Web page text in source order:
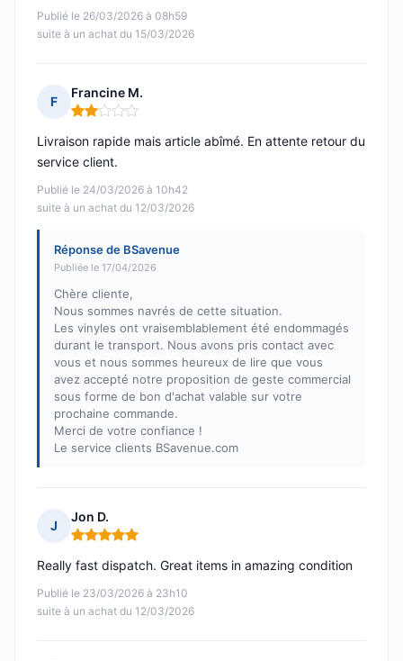
Publié le 26/03/2026 à 08h59
suite à un achat du 15/03/2026
F
Francine M.
Note : 2 sur 5
Publié le 24/03/2026 à 10h42
suite à un achat du 12/03/2026
Livraison rapide mais article abîmé. En attente retour du
service client.
Réponse de BSavenue
Publiée le 17/04/2026
Chère cliente,
Nous sommes navrés de cette situation.
Les vinyles ont vraisemblablement été endommagés
durant le transport. Nous avons pris contact avec
vous et nous sommes heureux de lire que vous
avez accepté notre proposition de geste commercial
sous forme de bon d'achat valable sur votre
prochaine commande.
Merci de votre confiance !
Le service clients BSavenue.com
J
Jon D.
Note : 5 sur 5
Publié le 23/03/2026 à 23h10
suite à un achat du 12/03/2026
Really fast dispatch. Great items in amazing condition